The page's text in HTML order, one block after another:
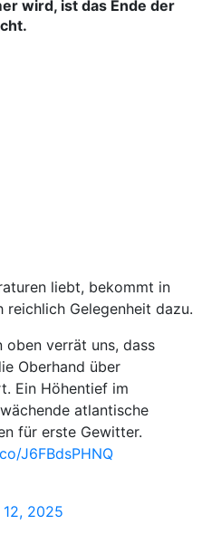
wird, ist das Ende der
liebt, bekommt in
reichlich Gelegenheit dazu.
oben verrät uns, dass
Oberhand über
Ein Höhentief im
atlantische
für erste Gewitter.
J6FBdsPHNQ
2025